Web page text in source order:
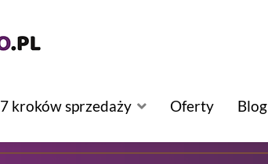
7 kroków sprzedaży Oferty Blog